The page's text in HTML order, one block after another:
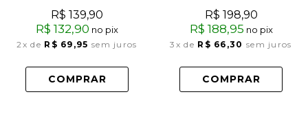
R$ 139,90
R$ 132,90 no pix
2x de R$ 69,95 sem juros
COMPRAR
R$ 198,90
R$ 188,95 no pix
3x de R$ 66,30 sem juros
COMPRAR